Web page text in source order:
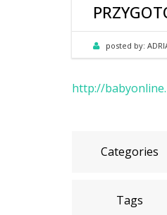
posted by:
http://
Categories
Tags